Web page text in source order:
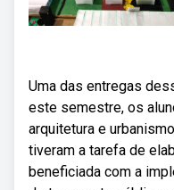
Uma das entregas
este semestre, os
arquitetura e
tiveram a tarefa de
beneficiada com a